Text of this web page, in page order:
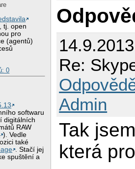
tj. open
pro
(agentů)
0
softwaru
digitálních
RAW
). Vedle
také
. Stačí jej
spuštění a
Re:
Admin
Tak
která